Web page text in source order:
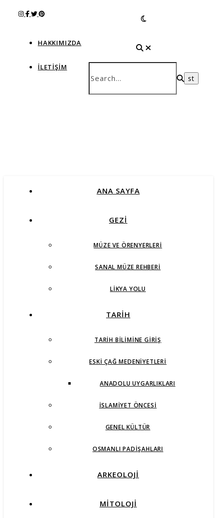
HAKKIMIZDA
İLETIŞIM
ANA SAYFA
GEZİ
MÜZE VE ÖRENYERLERI
SANAL MÜZE REHBERI
LIKYA YOLU
TARİH
TARIH BILIMINE GIRIŞ
ESKI ÇAĞ MEDENIYETLERI
ANADOLU UYGARLIKLARI
İSLAMIYET ÖNCESI
GENEL KÜLTÜR
OSMANLI PADIŞAHLARI
ARKEOLOJİ
MİTOLOJİ